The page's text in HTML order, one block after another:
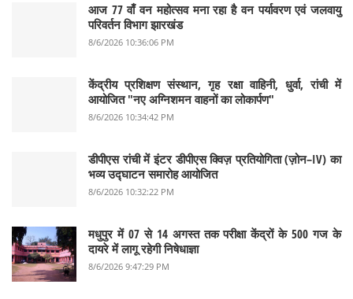
आज 77 वाँ वन महोत्सव मना रहा है वन पर्यावरण एवं जलवायु
परिवर्तन विभाग झारखंड
8/6/2026 10:36:06 PM
केंद्रीय प्रशिक्षण संस्थान, गृह रक्षा वाहिनी, धुर्वा, रांची में
आयोजित "नए अग्निशमन वाहनों का लोकार्पण"
8/6/2026 10:34:42 PM
डीपीएस रांची में इंटर डीपीएस क्विज़ प्रतियोगिता (ज़ोन–IV) का
भव्य उद्घाटन समारोह आयोजित
8/6/2026 10:32:22 PM
मधुपुर में 07 से 14 अगस्त तक परीक्षा केंद्रों के 500 गज के
दायरे में लागू रहेगी निषेधाज्ञा
8/6/2026 9:47:29 PM